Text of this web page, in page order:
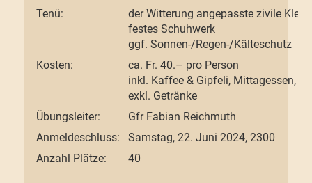
Tenü:
der Witterung angepasste zivile
festes Schuhwerk
ggf. Sonnen-/Regen-/Kälteschutz
Kosten:
ca. Fr. 40.– pro Person
inkl. Kaffee & Gipfeli, Mittagessen,
exkl. Getränke
Übungsleiter:
Gfr Fabian Reichmuth
Anmeldeschluss:
Samstag, 22. Juni 2024, 2300
Anzahl Plätze:
40